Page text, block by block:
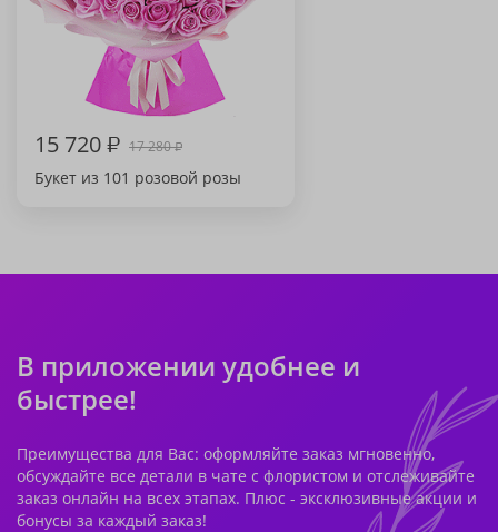
15 720₽ 17 280₽
Букет из 101 розовой розы
В приложении удобнее и
быстрее!
Преимущества для Вас: оформляйте заказ мгновенно,
обсуждайте все детали в чате с флористом и отслеживайте
заказ онлайн на всех этапах. Плюс - эксклюзивные акции и
бонусы за каждый заказ!